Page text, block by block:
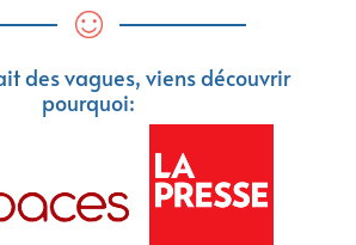
des vagues, viens découvrir
pourquoi: